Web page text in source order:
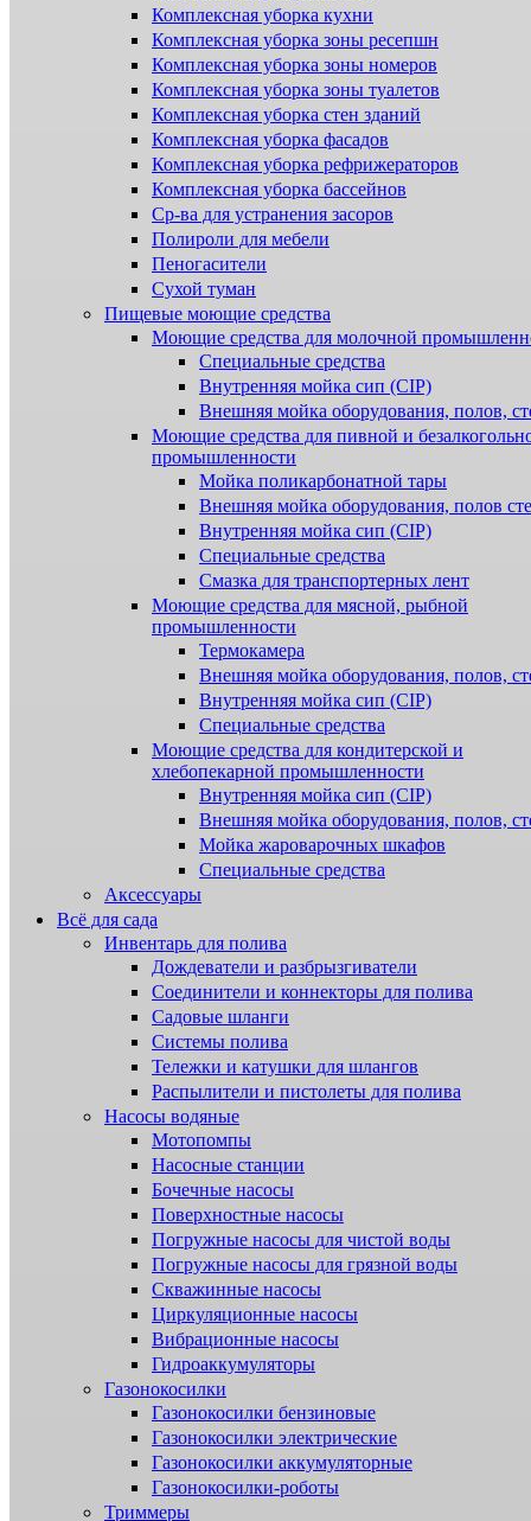
Комплексная уборка кухни
Комплексная уборка зоны ресепшн
Комплексная уборка зоны номеров
Комплексная уборка зоны туалетов
Комплексная уборка стен зданий
Комплексная уборка фасадов
Комплексная уборка рефрижераторов
Комплексная уборка бассейнов
Ср-ва для устранения засоров
Полироли для мебели
Пеногасители
Сухой туман
Пищевые моющие средства
Моющие средства для молочной
Специальные средства
Внутренняя мойка сип (CIP)
Внешняя мойка оборудования, полов,
Моющие средства для пивной и
промышленности
Мойка поликарбонатной тары
Внешняя мойка оборудования, полов
Внутренняя мойка сип (CIP)
Специальные средства
Смазка для транспортерных лент
Моющие средства для мясной, рыбной
промышленности
Термокамера
Внешняя мойка оборудования, полов,
Внутренняя мойка сип (CIP)
Специальные средства
Моющие средства для кондитерской и
хлебопекарной промышленности
Внутренняя мойка сип (CIP)
Внешняя мойка оборудования, полов,
Мойка жароварочных шкафов
Специальные средства
Аксессуары
Всё для сада
Инвентарь для полива
Дождеватели и разбрызгиватели
Соединители и коннекторы для полива
Садовые шланги
Системы полива
Тележки и катушки для шлангов
Распылители и пистолеты для полива
Насосы водяные
Мотопомпы
Насосные станции
Бочечные насосы
Поверхностные насосы
Погружные насосы для чистой воды
Погружные насосы для грязной воды
Скважинные насосы
Циркуляционные насосы
Вибрационные насосы
Гидроаккумуляторы
Газонокосилки
Газонокосилки бензиновые
Газонокосилки электрические
Газонокосилки аккумуляторные
Газонокосилки-роботы
Триммеры